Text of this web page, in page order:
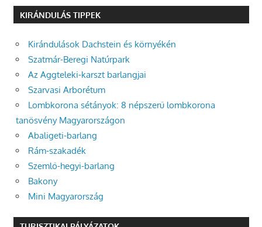
KIRÁNDULÁS TIPPEK
Kirándulások Dachstein és környékén
Szatmár-Beregi Natúrpark
Az Aggteleki-karszt barlangjai
Szarvasi Arborétum
Lombkorona sétányok: 8 népszerű lombkorona
tanösvény Magyarországon
Abaligeti-barlang
Rám-szakadék
Szemlő-hegyi-barlang
Bakony
Mini Magyarország